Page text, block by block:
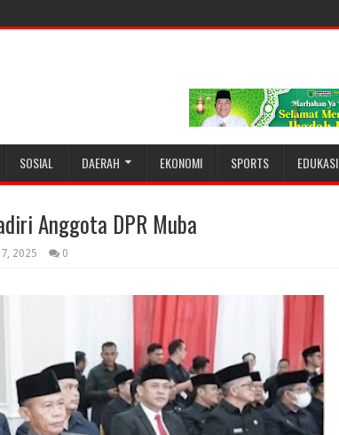
SOSIAL DAERAH EKONOMI SPORTS EDUKASI
Anggota DPR Muba
2025 0